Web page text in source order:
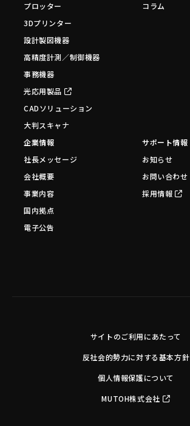
プロッター
3Dプリンター
設計製図機器
高精度計測／制御機器
事務機器
光応用製品
CADソリューション
大判スキャナ
コラム
企業情報
社長メッセージ
会社概要
事業内容
国内拠点
電子公告
サポート情報
お知らせ
お問い合わせ
採用情報
サイトのご利用にあたって
反社会的勢力に対する基本方針
個人情報保護について
MUTOH株式会社